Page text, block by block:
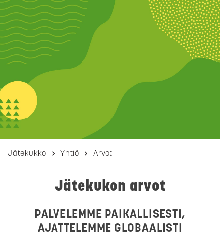
Jätekukko Yhtiö Arvot
Jätekukon arvot
PALVELEMME PAIKALLISESTI,
AJATTELEMME GLOBAALISTI